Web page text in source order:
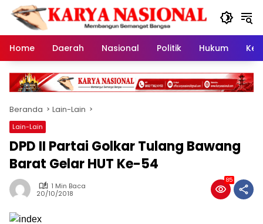
Langsung
konten
Home
Daerah Nasional Politik Hukum
Beranda Lain-Lain
Lain-Lain
DPD II Partai Golkar Tulang Bawang
Barat Gelar HUT Ke-54
1 Min Baca
20/10/2018
85